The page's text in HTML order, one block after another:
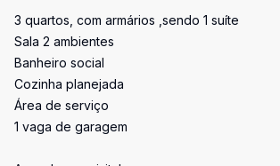
3 quartos, com armários ,sendo 1 suíte
Sala 2 ambientes
Banheiro social
Cozinha planejada
Área de serviço
1 vaga de garagem